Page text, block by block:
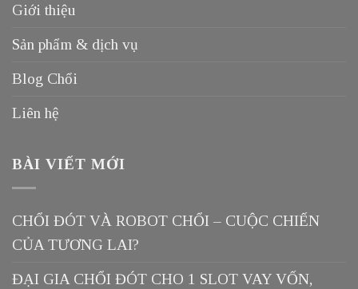
Giới thiệu
Sản phẩm & dịch vụ
Blog Chổi
Liên hệ
BÀI VIẾT MỚI
CHỔI ĐÓT VÀ ROBOT CHỔI – CUỘC CHIẾN
CỦA TƯƠNG LAI?
ĐẠI GIA CHỔI ĐÓT CHO 1 SLOT VAY VỐN,